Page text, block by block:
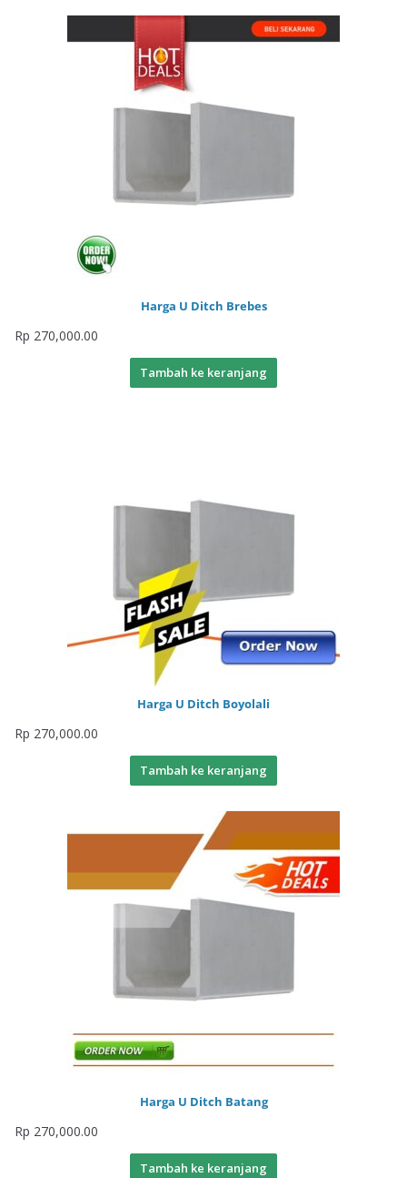
Harga U Ditch Brebes
Rp 270,000.00
Tambah ke keranjang
Harga U Ditch Boyolali
Rp 270,000.00
Tambah ke keranjang
Harga U Ditch Batang
Rp 270,000.00
Tambah ke keranjang